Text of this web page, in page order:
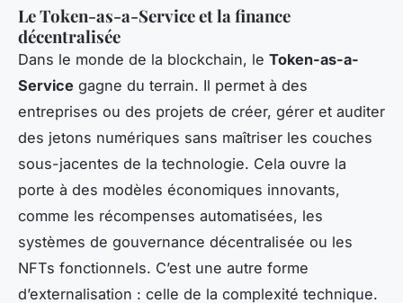
Le Token-as-a-Service et la finance
décentralisée
Dans le monde de la blockchain, le Token-as-a-
Service gagne du terrain. Il permet à des
entreprises ou des projets de créer, gérer et auditer
des jetons numériques sans maîtriser les couches
sous-jacentes de la technologie. Cela ouvre la
porte à des modèles économiques innovants,
comme les récompenses automatisées, les
systèmes de gouvernance décentralisée ou les
NFTs fonctionnels. C’est une autre forme
d’externalisation : celle de la complexité technique.